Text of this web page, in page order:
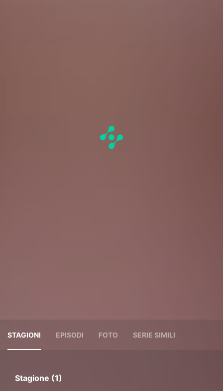
STAGIONI EPISODI FOTO SERIE SIMILI
Stagione (1)